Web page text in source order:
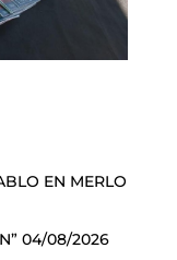
EN MERLO
04/08/2026